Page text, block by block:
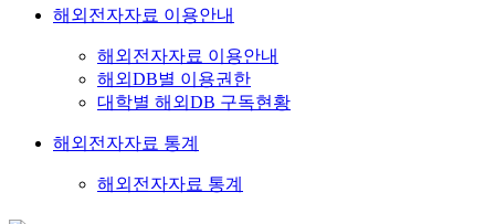
해외전자자료 이용안내
해외전자자료 이용안내
해외DB별 이용권한
대학별 해외DB 구독현황
해외전자자료 통계
해외전자자료 통계